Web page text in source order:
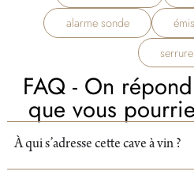
alarme sonde
serrure
FAQ - On
que vous
À qui s’adresse cette cave à vin ?